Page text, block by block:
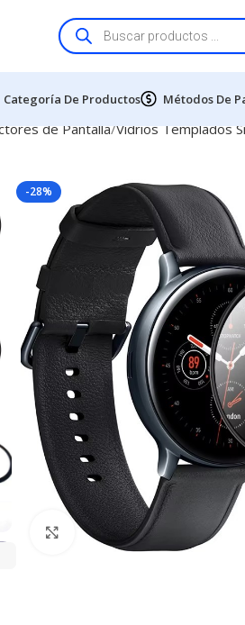
Categoría De Productos Métodos De
de Pantalla Vidrios Templados
-28%
Click to enlarge